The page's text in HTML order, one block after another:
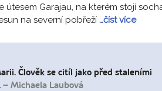
útesem Garajau, na kterém stojí
na severní pobřeží …číst více
Člověk se citíl jako před staleními
– Michaela Laubová